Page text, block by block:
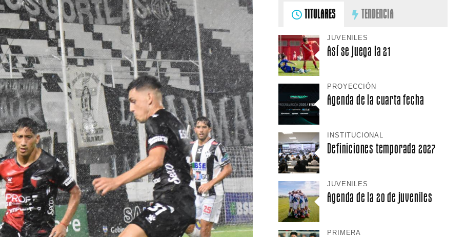
TITULARES TENDENCIA
JUVENILES
Así se juega la 21
PROYECCIÓN
Agenda de la cuarta fecha
INSTITUCIONAL
Definiciones temporada 2027
JUVENILES
Agenda de la 20 de juveniles
PRIMERA